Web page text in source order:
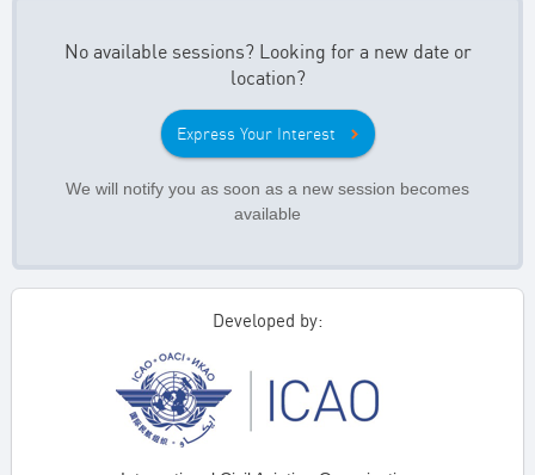
No available sessions? Looking for a new date or
location?
Express Your Interest
We will notify you as soon as a new session becomes
available
Developed by: